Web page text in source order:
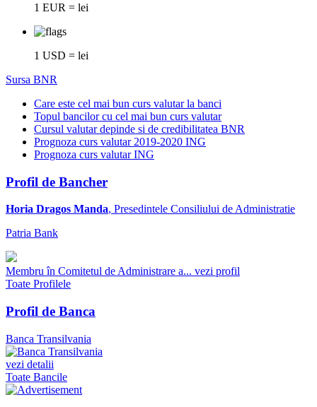
1 EUR = lei
1 USD = lei
Sursa BNR
Care este cel mai bun curs valutar la banci
Topul bancilor cu cel mai bun curs valutar
Cursul valutar depinde si de credibilitatea BNR
Prognoza curs valutar 2019-2020 ING
Prognoza curs valutar ING
Profil de Bancher
Horia Dragos Manda, Presedintele Consiliului de Administratie
Patria Bank
Membru în Comitetul de Administrare a... vezi profil
Toate Profilele
Profil de Banca
Banca Transilvania
vezi detalii
Toate Bancile